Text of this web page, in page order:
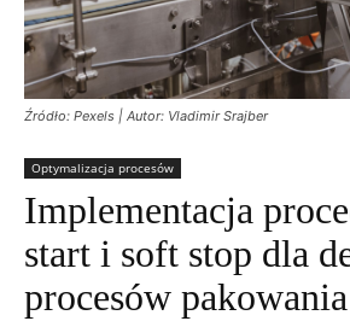
Źródło: Pexels | Autor: Vladimir Srajber
Optymalizacja procesów
Implementacja
start i soft stop dla
procesów pakowania